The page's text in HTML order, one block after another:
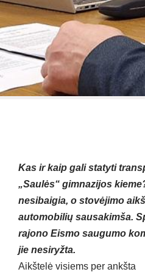
Kas ir kaip gali statyti
„Saulės“ gimnazijos
nesibaigia, o stovėjimo
automobilių sausakimša.
rajono Eismo saugumo
jie nesiryžta.
Aikštelė visiems per ankšta